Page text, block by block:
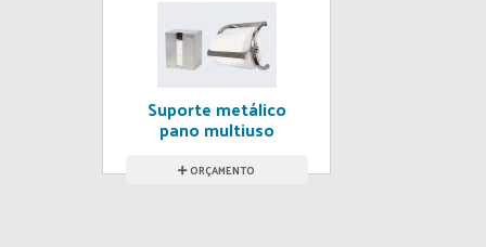
Suporte metálico
pano multiuso
ORÇAMENTO